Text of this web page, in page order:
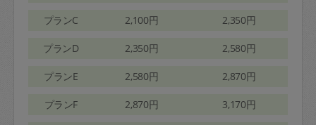
プランC 2,100円 2,350円
プランD 2,350円 2,580円
プランE 2,580円 2,870円
プランF 2,870円 3,170円